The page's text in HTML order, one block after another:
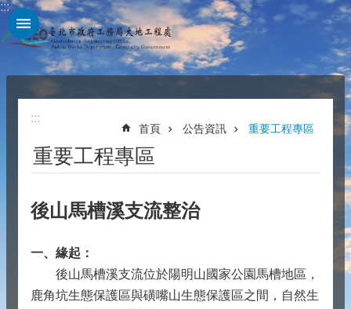
跳到主要內容區塊
:::
:::
首頁 公告資訊 重要工程專區
重要工程專區
後山馬槽溪支流整治
一、緣起：
後山馬槽溪支流位於陽明山國家公園馬槽地區，
鹿角坑生態保護區與磺嘴山生態保護區之間，自然生